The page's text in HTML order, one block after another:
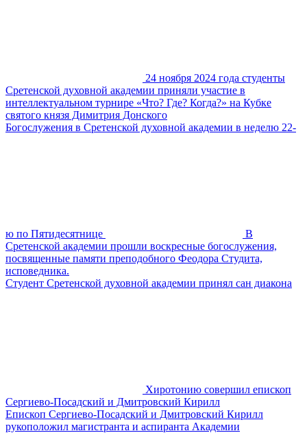
24 ноября 2024 года студенты
Сретенской духовной академии приняли участие в
интеллектуальном турнире «Что? Где? Когда?» на Кубке
святого князя Димитрия Донского
Богослужения в Сретенской духовной академии в неделю 22-
ю по Пятидесятнице
В
Сретенской академии прошли воскресные богослужения,
посвященные памяти преподобного Феодора Студита,
исповедника.
Студент Сретенской духовной академии принял сан диакона
Хиротонию совершил епископ
Сергиево-Посадский и Дмитровский Кирилл
Епископ Сергиево-Посадский и Дмитровский Кирилл
рукоположил магистранта и аспиранта Академии